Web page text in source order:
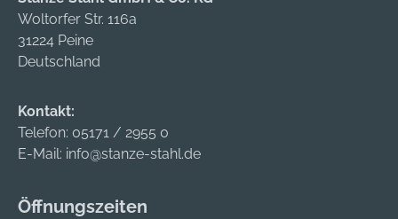
Woltorfer Str. 116a
31224 Peine
Deutschland
Kontakt:
Telefon: 05171 / 2955 0
E-Mail: info@stanze-stahl.de
Öffnungszeiten